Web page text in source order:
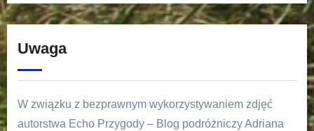
Uwaga
W związku z bezprawnym wykorzystywaniem zdjęć
autorstwa Echo Przygody – Blog podróżniczy Adriana